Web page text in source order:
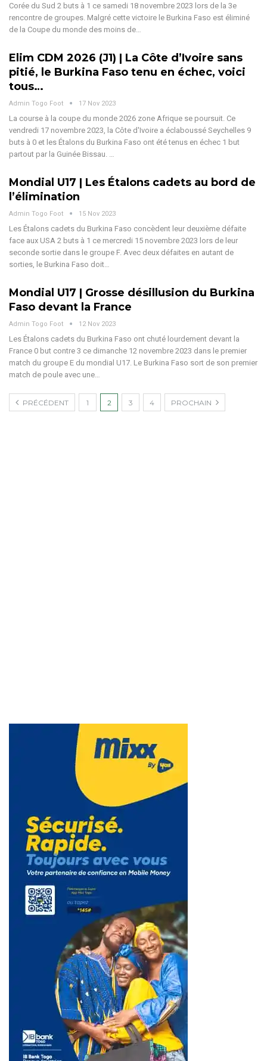
Corée du Sud 2 buts à 1 ce samedi 18 novembre 2023 lors de la 3e
rencontre de groupes. Malgré cette victoire le Burkina Faso est éliminé
de la Coupe du monde des moins de…
Elim CDM 2026 (J1) | La Côte d’Ivoire sans
pitié, le Burkina Faso tenu en échec, voici
tous…
Admin Togo Foot 17 Nov 2023
La course à la coupe du monde 2026 zone Afrique se poursuit. Ce
vendredi 17 novembre 2023, la Côte d'Ivoire a éclaboussé Seychelles 9
buts à 0 et les Étalons du Burkina Faso ont été tenus en échec 1 but
partout par la Guinée Bissau. …
Mondial U17 | Les Étalons cadets au bord de
l’élimination
Admin Togo Foot 15 Nov 2023
Les Étalons cadets du Burkina Faso concèdent leur deuxième défaite
face aux USA 2 buts à 1 ce mercredi 15 novembre 2023 lors de leur
seconde sortie dans le groupe F. Avec deux défaites en autant de
sorties, le Burkina Faso doit…
Mondial U17 | Grosse désillusion du Burkina
Faso devant la France
Admin Togo Foot 12 Nov 2023
Les Étalons cadets du Burkina Faso ont chuté lourdement devant la
France 0 but contre 3 ce dimanche 12 novembre 2023 dans le premier
match du groupe E du mondial U17. Le Burkina Faso sort de son premier
match de poule avec une…
PRÉCÉDENT 1 2 3 4 PROCHAIN